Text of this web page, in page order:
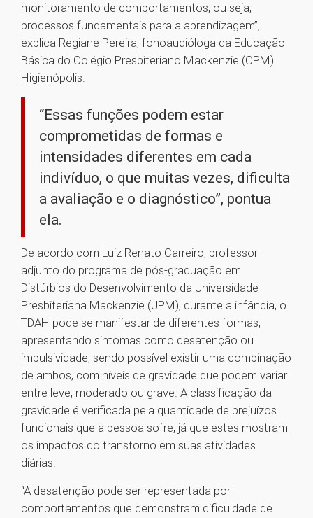
monitoramento de comportamentos, ou seja,
processos fundamentais para a aprendizagem”,
explica Regiane Pereira, fonoaudióloga da Educação
Básica do Colégio Presbiteriano Mackenzie (CPM)
Higienópolis.
“Essas funções podem estar
comprometidas de formas e
intensidades diferentes em cada
indivíduo, o que muitas vezes, dificulta
a avaliação e o diagnóstico”, pontua
ela.
De acordo com Luiz Renato Carreiro, professor
adjunto do programa de pós-graduação em
Distúrbios do Desenvolvimento da Universidade
Presbiteriana Mackenzie (UPM), durante a infância, o
TDAH pode se manifestar de diferentes formas,
apresentando sintomas como desatenção ou
impulsividade, sendo possível existir uma combinação
de ambos, com níveis de gravidade que podem variar
entre leve, moderado ou grave. A classificação da
gravidade é verificada pela quantidade de prejuízos
funcionais que a pessoa sofre, já que estes mostram
os impactos do transtorno em suas atividades
diárias.
“A desatenção pode ser representada por
comportamentos que demonstram dificuldade de